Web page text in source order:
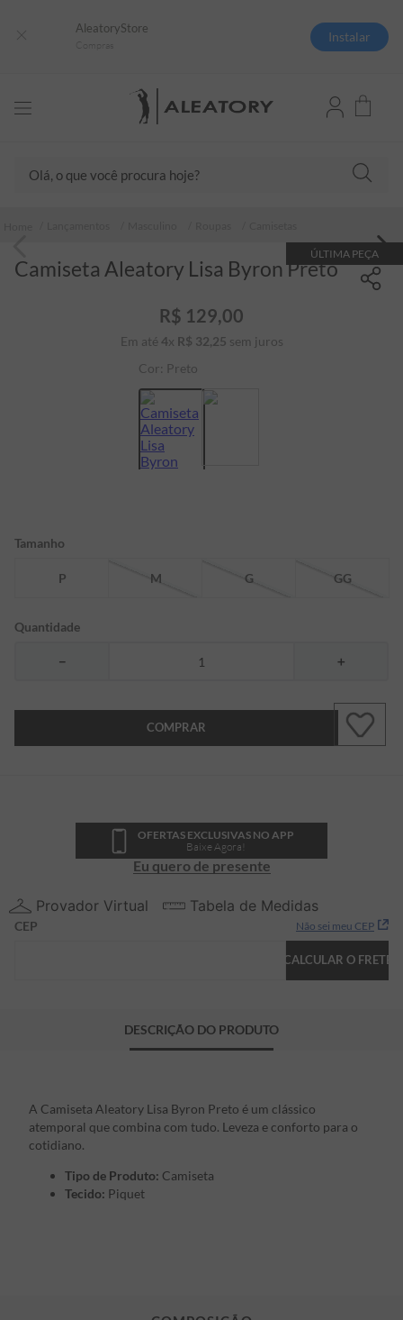
AleatoryStore
Instalar
ÚLTIMA PEÇA
Camiseta Aleatory Lisa Byron Preto
R$ 129,00
Em até 4x R$ 32,25 sem juros
Cor: Preto
Tamanho
P M G GG
Quantidade
＋
－
COMPRAR
OFERTAS EXCLUSIVAS NO APP
Baixe Agora!
Eu quero de presente
Provador Virtual Tabela de Medidas
CEP Não sei meu CEP
CALCULAR O FRETE
DESCRIÇÃO DO PRODUTO
A Camiseta Aleatory Lisa Byron Preto é um clássico
atemporal que combina com tudo. Leveza e conforto para o
cotidiano.
Tipo de Produto: Camiseta
Tecido: Piquet
camisas polo
2º
camiseta listrada
4 º
camiseta
6º